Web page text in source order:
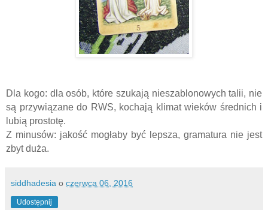
Dla kogo: dla osób, które szukają nieszablonowych talii, nie
są przywiązane do RWS, kochają klimat wieków średnich i
lubią prostotę.
Z minusów: jakość mogłaby być lepsza, gramatura nie jest
zbyt duża.
siddhadesia o czerwca 06, 2016
Udostępnij